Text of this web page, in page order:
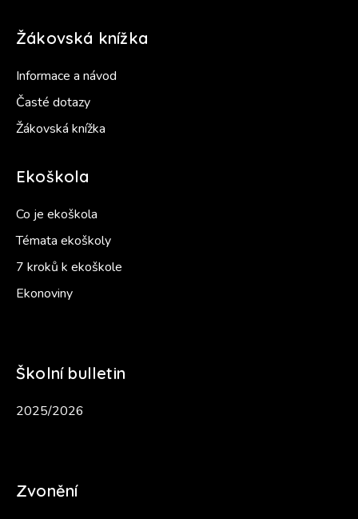
Žákovská knížka
Informace a návod
Časté dotazy
Žákovská knížka
Ekoškola
Co je ekoškola
Témata ekoškoly
7 kroků k ekoškole
Ekonoviny
Školní bulletin
2025/2026
Zvonění